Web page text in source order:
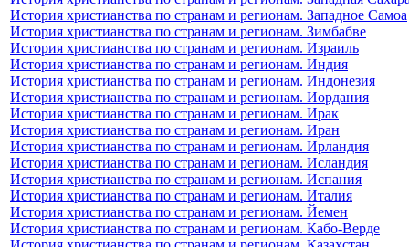
История христианства по странам и регионам. Западное Самоа
История христианства по странам и регионам. Зимбабве
История христианства по странам и регионам. Израиль
История христианства по странам и регионам. Индия
История христианства по странам и регионам. Индонезия
История христианства по странам и регионам. Иордания
История христианства по странам и регионам. Ирак
История христианства по странам и регионам. Иран
История христианства по странам и регионам. Ирландия
История христианства по странам и регионам. Исландия
История христианства по странам и регионам. Испания
История христианства по странам и регионам. Италия
История христианства по странам и регионам. Йемен
История христианства по странам и регионам. Кабо-Верде